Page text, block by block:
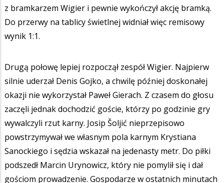
z bramkarzem Wigier i pewnie wykończył akcję bramką.
Do przerwy na tablicy świetlnej widniał więc remisowy
wynik 1:1.
Drugą połowę lepiej rozpoczął zespół Wigier. Najpierw
silnie uderzał Denis Gojko, a chwilę później doskonałej
okazji nie wykorzystał Paweł Gierach. Z czasem do głosu
zaczęli jednak dochodzić goście, którzy po godzinie gry
wywalczyli rzut karny. Josip Šoljić nieprzepisowo
powstrzymywał we własnym pola karnym Krystiana
Sanockiego i sędzia wskazał na jedenasty metr. Do piłki
podszedł Marcin Urynowicz, który nie pomylił się i dał
gościom prowadzenie. Gospodarze w ostatnich minutach